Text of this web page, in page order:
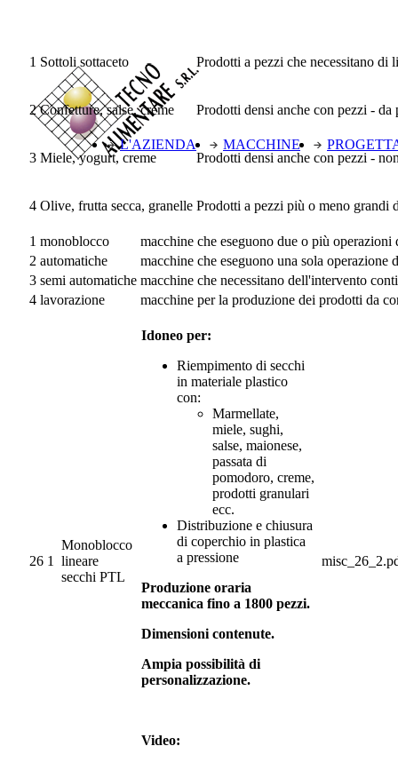
L'AZIENDA MACCHINE
1 Sottoli sottaceto Prodotti a pezzi che necessitano di
2 Confetture, salse, creme Prodotti densi anche con pezzi - da
3 Miele, yogurt, creme Prodotti densi anche con pezzi -
4 Olive, frutta secca, granelle Prodotti a pezzi più o meno grandi
1 monoblocco
macchine che eseguono due o più
2 automatiche
macchine che eseguono una sola operazione
3 semi automatiche macchine che necessitano dell'intervento
4 lavorazione macchine per la produzione dei prodotti da
26 1
Monoblocco
lineare
secchi PTL
Idoneo per:
Riempimento di secchi
in materiale plastico
con:
Marmellate,
miele, sughi,
salse, maionese,
passata di
pomodoro, creme,
prodotti granulari
ecc.
Distribuzione e chiusura
di coperchio in plastica
a pressione
Produzione oraria
meccanica fino a 1800 pezzi.
Dimensioni contenute.
Ampia possibilità di
personalizzazione.
Video: